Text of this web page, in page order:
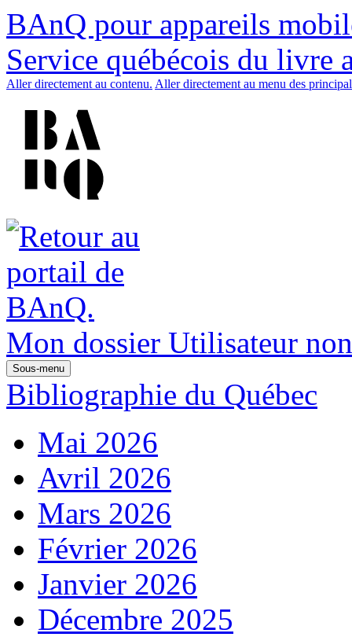
BAnQ pour appareils
Service québécois du livre
Aller directement au contenu. Aller directement au menu des
Mon dossier Utilisateur
Sous-menu
Bibliographie du Québec
Mai 2026
Avril 2026
Mars 2026
Février 2026
Janvier 2026
Décembre 2025